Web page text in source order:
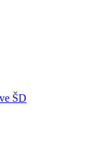
ŠD